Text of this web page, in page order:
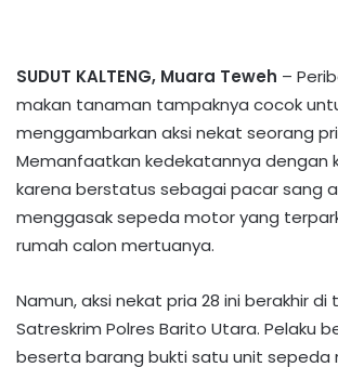
SUDUT KALTENG, Muara Teweh –
makan tanaman tampaknya cocok
menggambarkan aksi nekat seorang
Memanfaatkan kedekatannya dengan
karena berstatus sebagai pacar sang
menggasak sepeda motor yang
rumah calon mertuanya.
Namun, aksi nekat pria 28 ini berakhir di
Satreskrim Polres Barito Utara. Pelaku
beserta barang bukti satu unit sepeda